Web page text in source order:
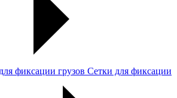
Сетки для фиксации